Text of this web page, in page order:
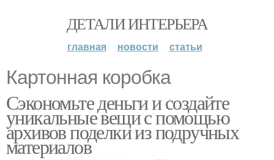
ДЕТАЛИ ИНТЕРЬЕРА
главная новости статьи
Картонная коробка
Сэкономьте деньги и создайте
уникальные вещи с помощью
архивов поделки из подручных
материалов